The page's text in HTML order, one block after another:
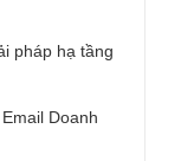
pháp hạ tầng
Doanh